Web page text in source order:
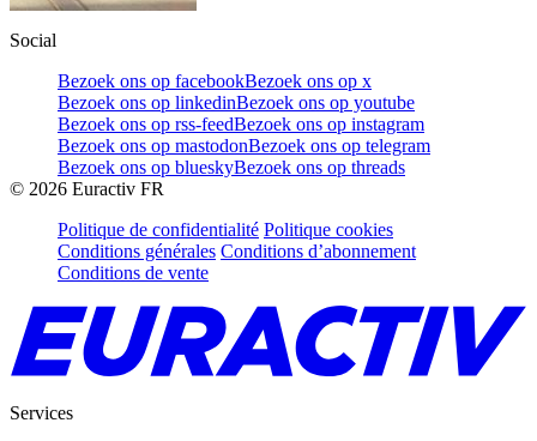
Social
Bezoek ons op facebookBezoek ons op x
Bezoek ons op linkedinBezoek ons op youtube
Bezoek ons op rss-feedBezoek ons op instagram
Bezoek ons op mastodonBezoek ons op telegram
Bezoek ons op blueskyBezoek ons op threads
© 2026 Euractiv FR
Politique de confidentialité Politique cookies
Conditions générales Conditions d’abonnement
Conditions de vente
Services